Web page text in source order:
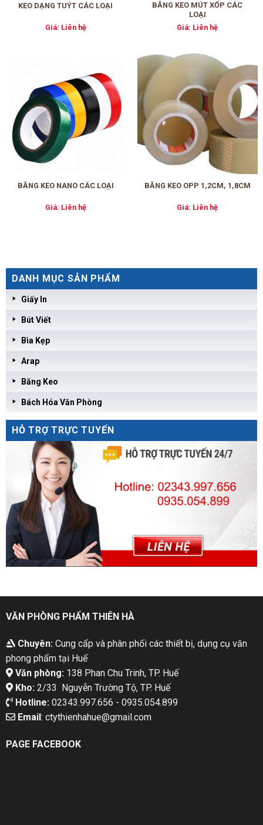
DANH MỤC SẢN PHẨM
Giấy In
Bút Viết
Bìa Kẹp
Arap
Băng Keo
Bách Hóa Văn Phòng
HỖ TRỢ TRỰC TUYẾN
KEO DẠNG TUÝT CÁC LOẠI
Giá: Liên hệ
BĂNG KEO MÚT XỐP CÁC
LOẠI
Giá: Liên hệ
BĂNG KEO NANO CÁC LOẠI
Giá: Liên hệ
BĂNG KEO OPP 1,2CM, 1,8CM
Giá: Liên hệ
VĂN PHÒNG PHẨM THIÊN HÀ
Chuyên: Cung cấp và phân phối các thiết bị, dụng cụ văn
phong phẩm tại Huế
Văn phòng: 138 Phan Chu Trinh, TP. Huế
Kho: 2/33 Nguyễn Trường Tộ, TP. Huế
Hotline: 02343.997.656 - 0935.054.899
Email: ctythienhahue@gmail.com
PAGE FACEBOOK